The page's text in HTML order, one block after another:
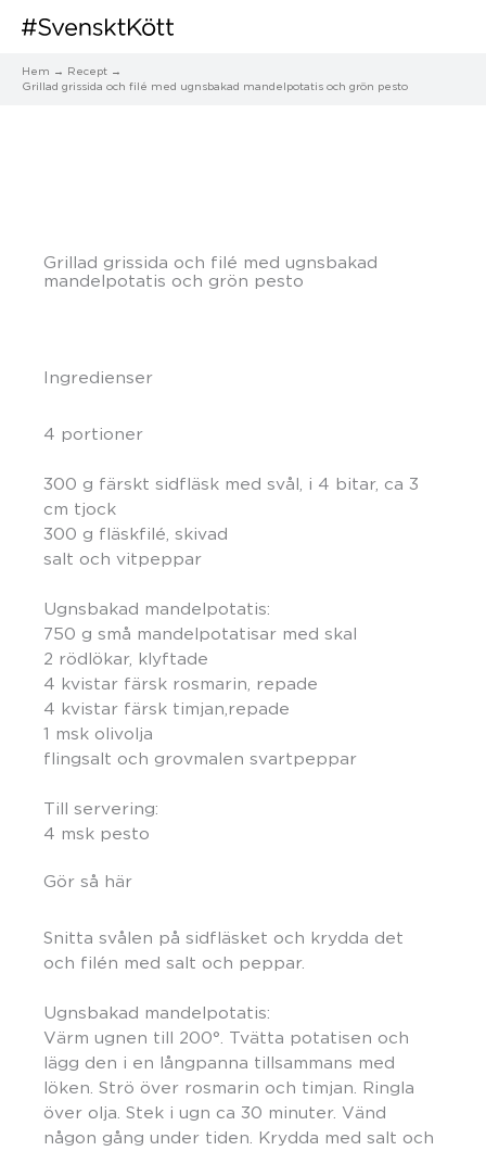
Hem
Recept
Grillad grissida och filé med ugnsbakad mandelpotatis och grön pesto
Grillad grissida och filé med ugnsbakad
mandelpotatis och grön pesto
Ingredienser
4 portioner
300 g färskt sidfläsk med svål, i 4 bitar, ca 3
cm tjock
300 g fläskfilé, skivad
salt och vitpeppar
Ugnsbakad mandelpotatis:
750 g små mandelpotatisar med skal
2 rödlökar, klyftade
4 kvistar färsk rosmarin, repade
4 kvistar färsk timjan,repade
1 msk olivolja
flingsalt och grovmalen svartpeppar
Till servering:
4 msk pesto
Gör så här
Snitta svålen på sidfläsket och krydda det
och filén med salt och peppar.
Ugnsbakad mandelpotatis:
Värm ugnen till 200°. Tvätta potatisen och
lägg den i en långpanna tillsammans med
löken. Strö över rosmarin och timjan. Ringla
över olja. Stek i ugn ca 30 minuter. Vänd
någon gång under tiden. Krydda med salt och